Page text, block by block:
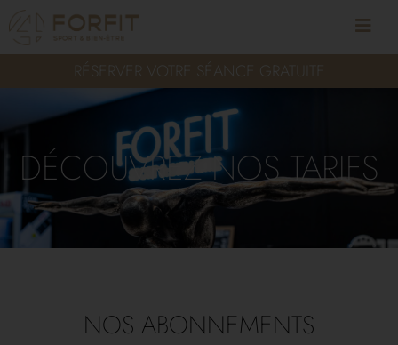
RÉSERVER VOTRE SÉANCE GRATUITE
DÉCOUVREZ NOS TARIFS
NOS ABONNEMENTS